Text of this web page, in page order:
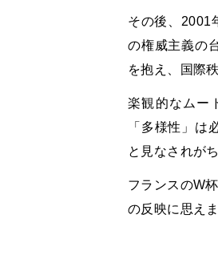
その後、 2001
の権威主義の
を抱え、国際
楽観的なムー
「多様性」は
と見なされが
フランスのW
の反映に思えま